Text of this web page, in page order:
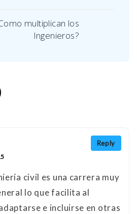
multiplican los
Ingenieros?
Reply
civil es una carrera muy
lo que facilita al
e incluirse en otras